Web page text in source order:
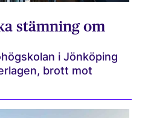
stämning om
i Jönköping
brott mot